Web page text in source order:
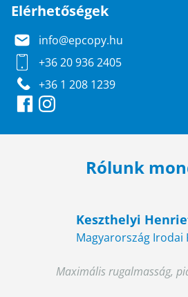
Elérhetőségek
info@epcopy.hu
+36 20 936 2405
+36 1 208 1239
Rólunk
Keszthelyi
Magyarország Irodai
Maximális rugalmasság,